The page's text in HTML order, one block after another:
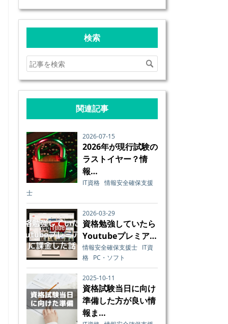
検索
関連記事
2026-07-15
2026年が現行試験の
ラストイヤー？情
報…
IT資格 情報安全確保支援
士
2026-03-29
資格勉強していたら
Youtubeプレミア…
情報安全確保支援士
IT資
格
PC・ソフト
2025-10-11
資格試験当日に向け
準備した方が良い情
報ま…